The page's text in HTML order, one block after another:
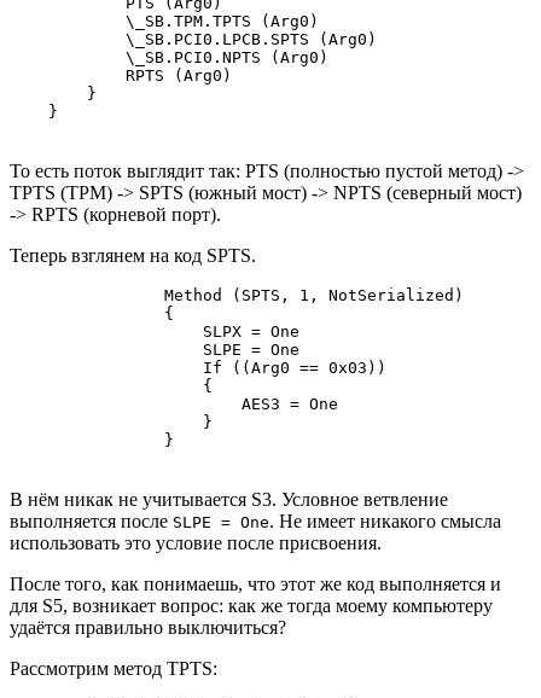
            \_SB.TPM.TPTS (Arg0)
            \_SB.PCI0.LPCB.SPTS (Arg0)
            \_SB.PCI0.NPTS (Arg0)
            RPTS (Arg0)
        }
    }
То есть поток выглядит так: PTS (полностью пустой метод) ->
TPTS (TPM) -> SPTS (южный мост) -> NPTS (северный мост)
-> RPTS (корневой порт).
Теперь взглянем на код SPTS.
                Method (SPTS, 1, NotSerialized)
                {
                    SLPX = One
                    SLPE = One
                    If ((Arg0 == 0x03))
                    {
                        AES3 = One
                    }
В нём никак не учитывается S3. Условное ветвление
выполняется после SLPE = One. Не имеет никакого смысла
использовать это условие после присвоения.
После того, как понимаешь, что этот же код выполняется и
для S5, возникает вопрос: как же тогда моему компьютеру
удаётся правильно выключиться?
Рассмотрим метод TPTS: